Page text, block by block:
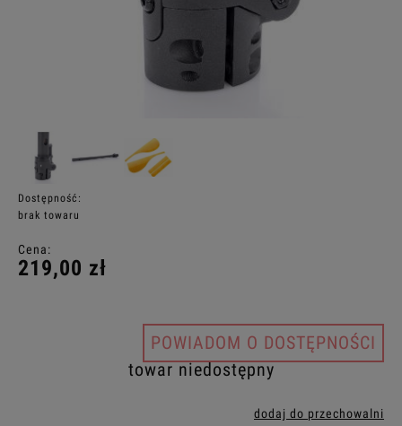
Dostępność:
brak towaru
Cena:
219,00 zł
POWIADOM O DOSTĘPNOŚCI
towar niedostępny
dodaj do przechowalni